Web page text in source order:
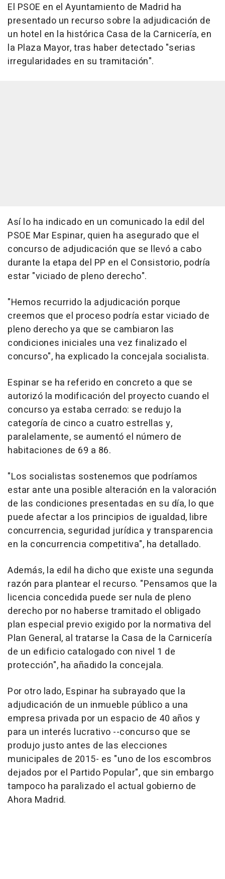
El PSOE en el Ayuntamiento de Madrid ha
presentado un recurso sobre la adjudicación de
un hotel en la histórica Casa de la Carnicería, en
la Plaza Mayor, tras haber detectado "serias
irregularidades en su tramitación".
Así lo ha indicado en un comunicado la edil del
PSOE Mar Espinar, quien ha asegurado que el
concurso de adjudicación que se llevó a cabo
durante la etapa del PP en el Consistorio, podría
estar "viciado de pleno derecho".
"Hemos recurrido la adjudicación porque
creemos que el proceso podría estar viciado de
pleno derecho ya que se cambiaron las
condiciones iniciales una vez finalizado el
concurso", ha explicado la concejala socialista.
Espinar se ha referido en concreto a que se
autorizó la modificación del proyecto cuando el
concurso ya estaba cerrado: se redujo la
categoría de cinco a cuatro estrellas y,
paralelamente, se aumentó el número de
habitaciones de 69 a 86.
"Los socialistas sostenemos que podríamos
estar ante una posible alteración en la valoración
de las condiciones presentadas en su día, lo que
puede afectar a los principios de igualdad, libre
concurrencia, seguridad jurídica y transparencia
en la concurrencia competitiva", ha detallado.
Además, la edil ha dicho que existe una segunda
razón para plantear el recurso. "Pensamos que la
licencia concedida puede ser nula de pleno
derecho por no haberse tramitado el obligado
plan especial previo exigido por la normativa del
Plan General, al tratarse la Casa de la Carnicería
de un edificio catalogado con nivel 1 de
protección", ha añadido la concejala.
Por otro lado, Espinar ha subrayado que la
adjudicación de un inmueble público a una
empresa privada por un espacio de 40 años y
para un interés lucrativo --concurso que se
produjo justo antes de las elecciones
municipales de 2015- es "uno de los escombros
dejados por el Partido Popular", que sin embargo
tampoco ha paralizado el actual gobierno de
Ahora Madrid.